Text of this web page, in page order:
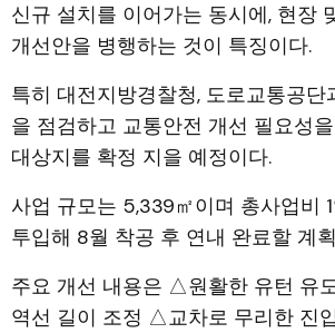
신규 설치를 이어가는 동시에, 현장
개선안을 병행하는 것이 특징이다.
특히 대전지방경찰청, 도로교통공
을 점검하고 교통안전 개선 필요성
대상지를 확정 지을 예정이다.
사업 규모는 5,339㎡이며 총사업비
투입해 8월 착공 후 연내 완료할 계
주요 개선 내용은 △원활한 유턴 유
역선 길이 조정 △교차로 무리한 진